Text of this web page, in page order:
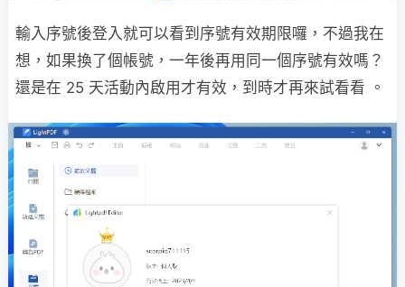
輸入序號後登入就可以看到序號有效期限囉，不過我在
想，如果換了個帳號，一年後再用同一個序號有效嗎？
還是在 25 天活動內啟用才有效，到時才再來試看看 。